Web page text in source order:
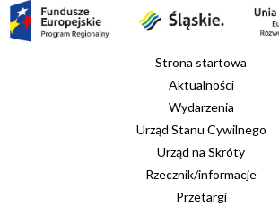
Strona startowa
Aktualności
Wydarzenia
Urząd Stanu Cywilnego
Urząd na Skróty
Rzecznik/informacje
Przetargi